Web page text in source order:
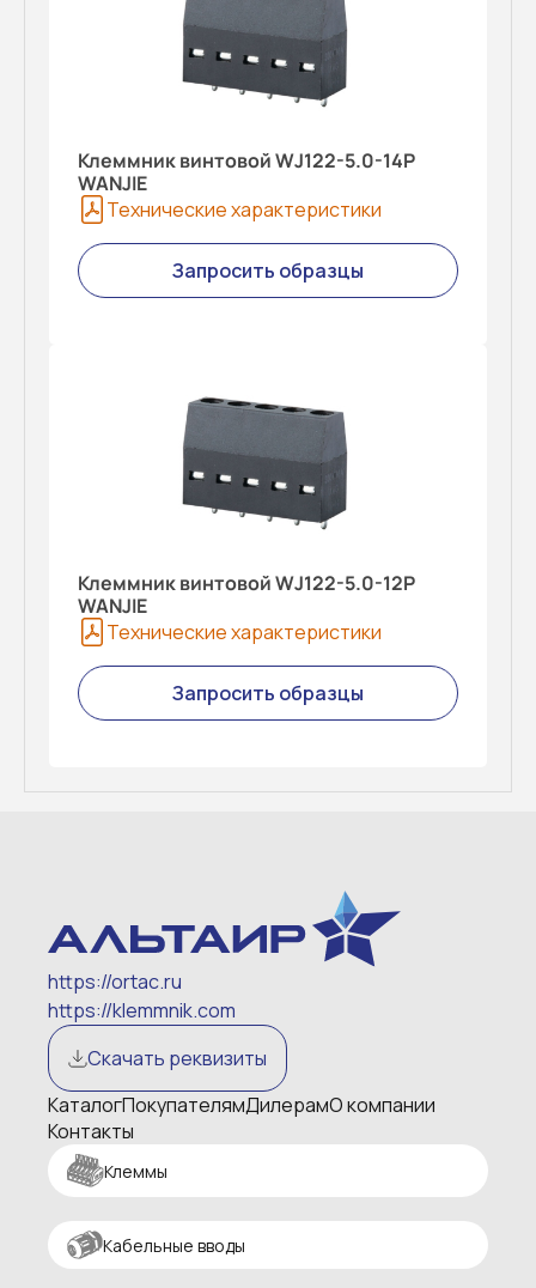
Клеммник винтовой WJ122-5.0-14P
WANJIE
Технические характеристики
Запросить образцы
Клеммник винтовой WJ122-5.0-12P
WANJIE
Технические характеристики
Запросить образцы
https://ortac.ru
https://klemmnik.com
Скачать реквизиты
КаталогПокупателямДилерамО компании
Контакты
Клеммы
Кабельные вводы